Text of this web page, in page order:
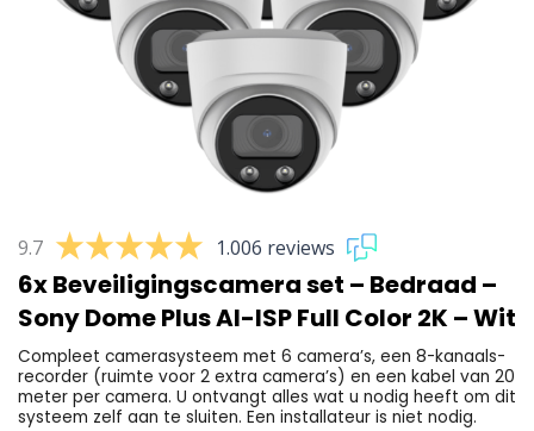
9.7 1.006 reviews
6x Beveiligingscamera set – Bedraad –
Sony Dome Plus AI-ISP Full Color 2K – Wit
Compleet camerasysteem met 6 camera’s, een 8-kanaals-
recorder (ruimte voor 2 extra camera’s) en een kabel van 20
meter per camera. U ontvangt alles wat u nodig heeft om dit
systeem zelf aan te sluiten. Een installateur is niet nodig.